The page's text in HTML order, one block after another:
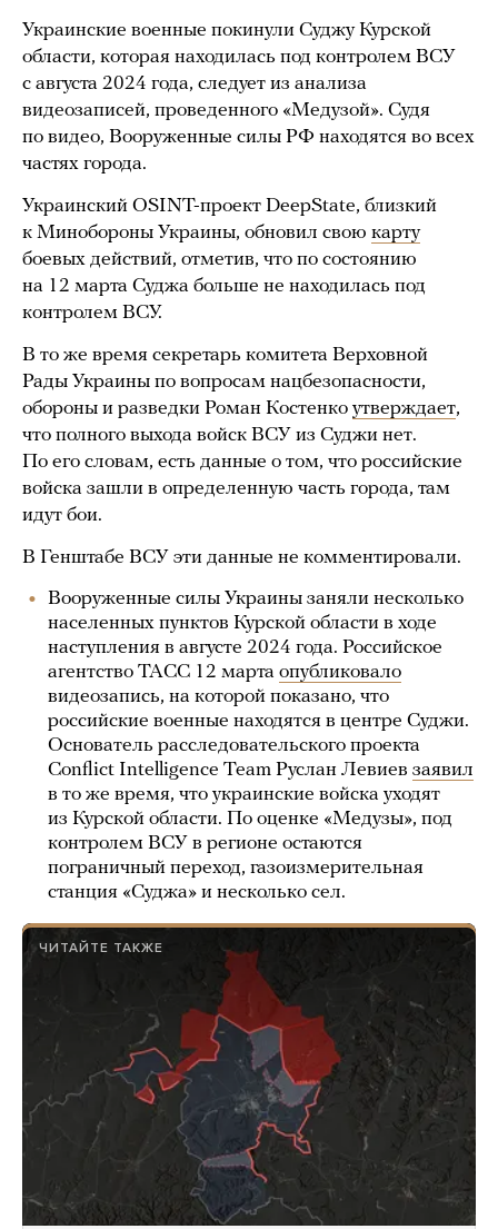
Украинские военные покинули Суджу Курской
области, которая находилась под контролем ВСУ
с августа 2024 года, следует из анализа
видеозаписей, проведенного «Медузой». Судя
по видео, Вооруженные силы РФ находятся во всех
частях города.
Украинский OSINT-проект DeepState, близкий
к Минобороны Украины, обновил свою карту
боевых действий, отметив, что по состоянию
на 12 марта Суджа больше не находилась под
контролем ВСУ.
В то же время секретарь комитета Верховной
Рады Украины по вопросам нацбезопасности,
обороны и разведки Роман Костенко утверждает,
что полного выхода войск ВСУ из Суджи нет.
По его словам, есть данные о том, что российские
войска зашли в определенную часть города, там
идут бои.
В Генштабе ВСУ эти данные не комментировали.
Вооруженные силы Украины заняли несколько
населенных пунктов Курской области в ходе
наступления в августе 2024 года. Российское
агентство ТАСС 12 марта опубликовало
видеозапись, на которой показано, что
российские военные находятся в центре Суджи.
Основатель расследовательского проекта
Conflict Intelligence Team Руслан Левиев заявил
в то же время, что украинские войска уходят
из Курской области. По оценке «Медузы», под
контролем ВСУ в регионе остаются
пограничный переход, газоизмерительная
станция «Суджа» и несколько сел.
ЧИТАЙТЕ ТАКЖЕ